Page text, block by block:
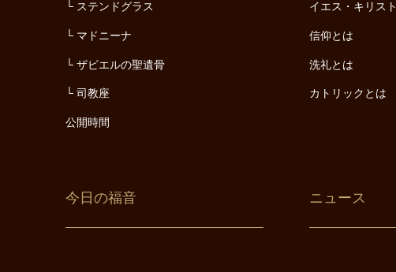
ステンドグラス
マドニーナ
ザビエルの聖遺骨
司教座
公開時間
イエス・キリスト
信仰とは
洗礼とは
カトリックとは
今日の福音 ニュース